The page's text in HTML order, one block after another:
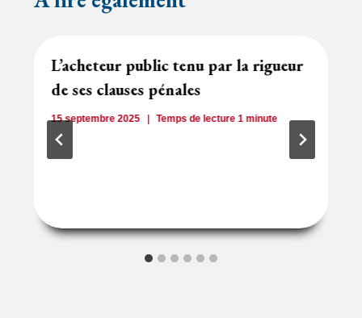
L’acheteur public tenu par la rigueur
de ses clauses pénales
15 septembre 2025 Temps de lecture 1minute